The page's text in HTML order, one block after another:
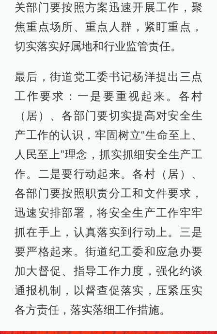
关部门要按照方案迅速开展工作，聚
焦重点场所、重点人群，紧盯重点，
切实落实好属地和行业监管责任。
最后，街道党工委书记杨洋提出三点
工作要求：一是要重视起来。各村
（居）、各部门要切实提高对安全生
产工作的认识，牢固树立“生命至上、
人民至上”理念，抓实抓细安全生产工
作。二是要行动起来。各村（居）、
各部门要按照职责分工和文件要求，
迅速安排部署，将安全生产工作牢牢
抓在手上，认真落实到行动上。三是
要严格起来。街道纪工委和应急办要
加大督促、指导工作力度，强化约谈
通报机制，以督查促落实，压紧压实
各方责任，落实落细工作措施。